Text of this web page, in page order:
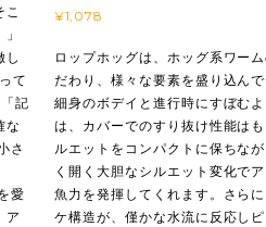
¥1,078
ロップホッグは、ホッグ系ワーム
だわり、様々な要素を盛り込んで
細身のボデイと進行時にすぼむよ
は、カバーでのすり抜け性能はも
ルエットをコンパクトに保ちなが
く開く大胆なシルエット変化でア
魚力を発揮してくれます。さらに
ケ構造が、僅かな水流に反応しピ